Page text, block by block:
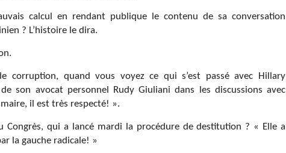
calcul en rendant publique le contenu de sa conversation
? L’histoire le dira.
corruption, quand vous voyez ce qui s’est passé avec Hillary
son avocat personnel Rudy Giuliani dans les discussions avec
il est très respecté! ».
Congrès, qui a lancé mardi la procédure de destitution ? « Elle a
la gauche radicale! »